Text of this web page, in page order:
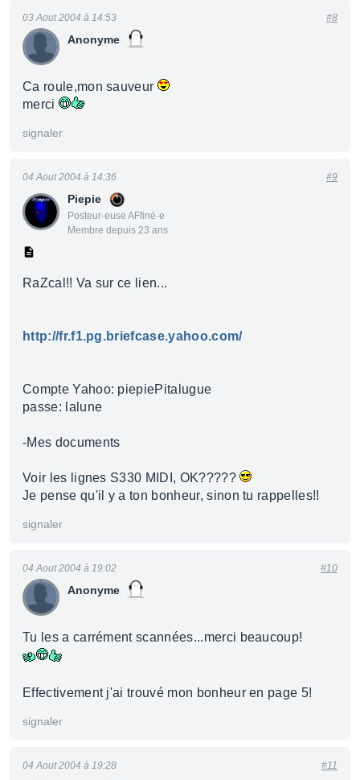
Anonyme
03 Aout 2004 à 14:53 #8
Ca roule,mon sauveur
merci
signaler
Piepie
Posteur·euse AFfiné·e
Membre depuis 23 ans
04 Aout 2004 à 14:36 #9
RaZcal!! Va sur ce lien...
http://fr.f1.pg.briefcase.yahoo.com/
Compte Yahoo: piepiePitalugue
passe: lalune
-Mes documents
Voir les lignes S330 MIDI, OK?????
Je pense qu'il y a ton bonheur, sinon tu rappelles!!
signaler
Anonyme
04 Aout 2004 à 19:02 #10
Tu les a carrément scannées...merci beaucoup!
Effectivement j'ai trouvé mon bonheur en page 5!
signaler
04 Aout 2004 à 19:28 #11